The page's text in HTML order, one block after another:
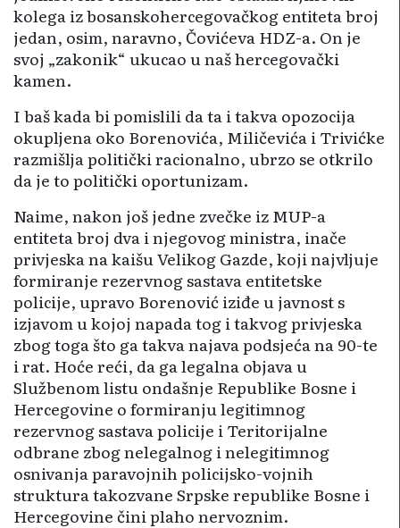
kolega iz bosanskohercegovačkog entiteta broj
jedan, osim, naravno, Čovićeva HDZ-a. On je
svoj „zakonik“ ukucao u naš hercegovački
kamen.
I baš kada bi pomislili da ta i takva opozocija
okupljena oko Borenovića, Miličevića i Trivićke
razmišlja politički racionalno, ubrzo se otkrilo
da je to politički oportunizam.
Naime, nakon još jedne zvečke iz MUP-a
entiteta broj dva i njegovog ministra, inače
privjeska na kaišu Velikog Gazde, koji najvljuje
formiranje rezervnog sastava entitetske
policije, upravo Borenović iziđe u javnost s
izjavom u kojoj napada tog i takvog privjeska
zbog toga što ga takva najava podsjeća na 90-te
i rat. Hoće reći, da ga legalna objava u
Službenom listu ondašnje Republike Bosne i
Hercegovine o formiranju legitimnog
rezervnog sastava policije i Teritorijalne
odbrane zbog nelegalnog i nelegitimnog
osnivanja paravojnih policijsko-vojnih
struktura takozvane Srpske republike Bosne i
Hercegovine čini plaho nervoznim.